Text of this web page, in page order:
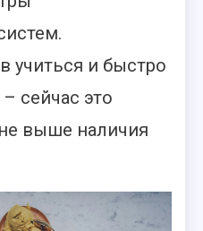
учиться и быстро
сейчас это
выше наличия